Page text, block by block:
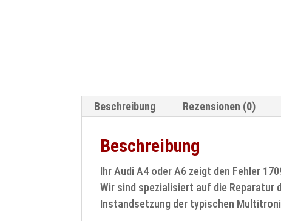
Beschreibung Rezensionen (0)
Beschreibung
Ihr Audi A4 oder A6 zeigt den Fehler
Wir sind spezialisiert auf die Reparatur
Instandsetzung der typischen